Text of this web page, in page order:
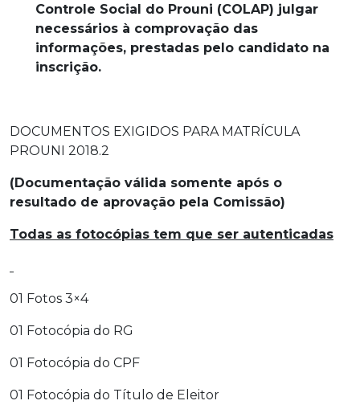
Controle Social do Prouni (COLAP) julgar
necessários à comprovação das
informações, prestadas pelo candidato na
inscrição.
DOCUMENTOS EXIGIDOS PARA MATRÍCULA
PROUNI 2018.2
(Documentação válida somente após o
resultado de aprovação pela Comissão)
Todas as fotocópias tem que ser autenticadas
01 Fotos 3×4
01 Fotocópia do RG
01 Fotocópia do CPF
01 Fotocópia do Título de Eleitor